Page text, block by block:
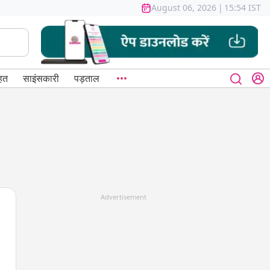
August 06, 2026 | 15:54 IST
साइंसकारी पड़ताल
Advertisement